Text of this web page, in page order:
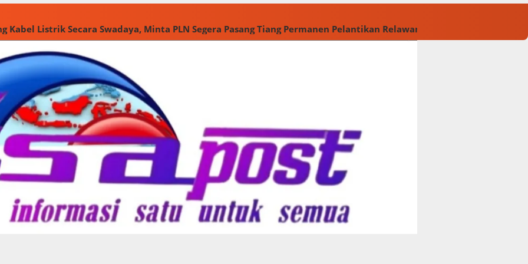
Kabel Listrik Secara Swadaya, Minta PLN Segera Pasang Tiang Permanen Pelantikan Relawan M. Rasyid Rajasa dan